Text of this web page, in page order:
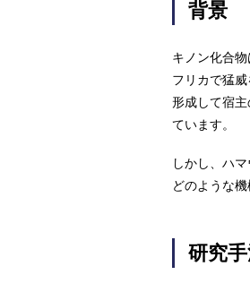
背景
キノン化合
フリカで猛
形成して宿
ています。
しかし、ハ
どのような
研究